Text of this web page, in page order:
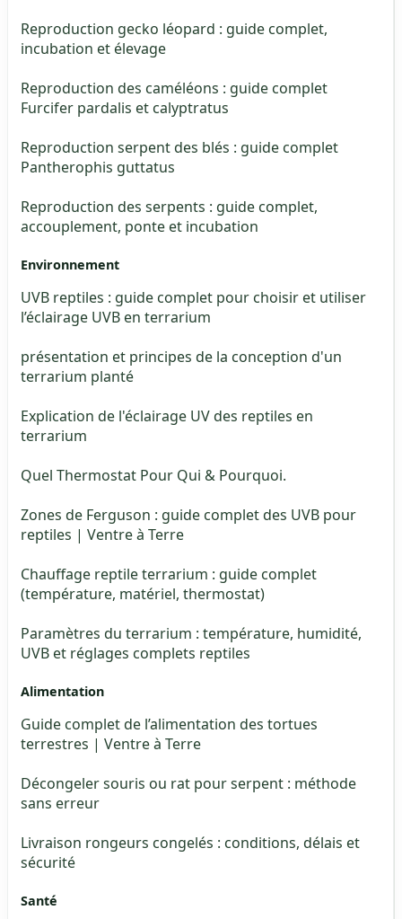
Reproduction gecko léopard : guide complet,
incubation et élevage
Reproduction des caméléons : guide complet
Furcifer pardalis et calyptratus
Reproduction serpent des blés : guide complet
Pantherophis guttatus
Reproduction des serpents : guide complet,
accouplement, ponte et incubation
Environnement
UVB reptiles : guide complet pour choisir et utiliser
l’éclairage UVB en terrarium
présentation et principes de la conception d'un
terrarium planté
Explication de l'éclairage UV des reptiles en
terrarium
Quel Thermostat Pour Qui & Pourquoi.
Zones de Ferguson : guide complet des UVB pour
reptiles | Ventre à Terre
Chauffage reptile terrarium : guide complet
(température, matériel, thermostat)
Paramètres du terrarium : température, humidité,
UVB et réglages complets reptiles
Alimentation
Guide complet de l’alimentation des tortues
terrestres | Ventre à Terre
Décongeler souris ou rat pour serpent : méthode
sans erreur
Livraison rongeurs congelés : conditions, délais et
sécurité
Santé